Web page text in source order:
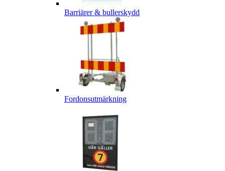
Barriärer & bullerskydd
Fordonsutmärkning